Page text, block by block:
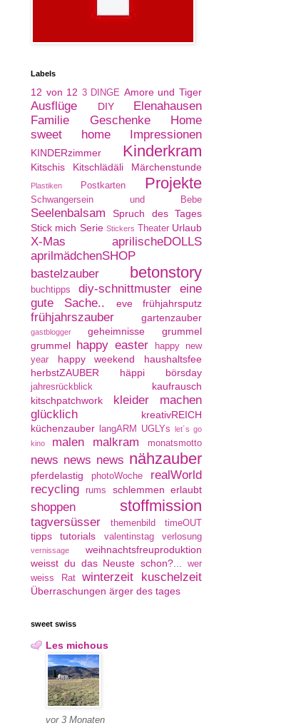
Labels
12 von 12 3 DINGE Amore und Tiger
Ausflüge DIY
Elenahausen
Familie
Geschenke
Home
sweet home
Impressionen
KINDERzimmer Kinderkram
Kitschis Kitschlädäli Märchenstunde
Plastiken Postkarten Projekte
Schwangersein und Bebe
Seelenbalsam
Spruch des Tages
Stick mich Serie Stickers Theater Urlaub
X-Mas
aprilischeDOLLS
aprilmädchenSHOP
bastelzauber
betonstory
buchtipps diy-schnittmuster
eine
gute Sache..
eve frühjahrsputz
frühjahrszauber gartenzauber
gastblogger geheimnisse
grummel
grummel happy easter
happy new
year
happy weekend
haushaltsfee
herbstZAUBER
häppi börsday
jahresrückblick
kaufrausch
kitschpatchwork
kleider machen
glücklich
kreativREICH
küchenzauber
langARM UGLYs let´s go
kino
malen malkram monatsmotto
news news news nähzauber
pferdelastig photoWoche
realWorld
recycling
rums schlemmen erlaubt
shoppen stoffmission
tagversüsser themenbild timeOUT
tipps tutorials valentinstag verlosung
vernissage
weihnachtsfreuproduktion
weisst du das Neuste schon?...
wer
weiss Rat
winterzeit kuschelzeit
Überraschungen ärger des tages
sweet swiss
Les michous
vor 3 Monaten